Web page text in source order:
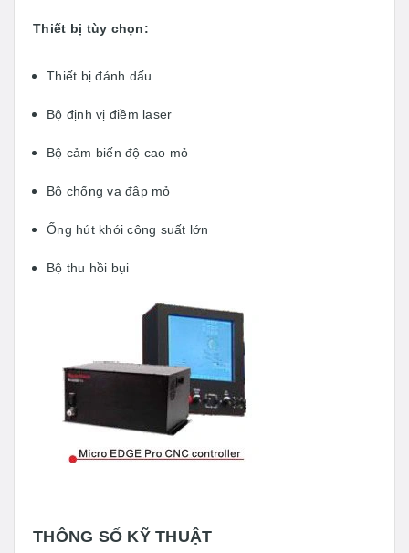
Thiết bị tùy chọn:
Thiết bị đánh dấu
Bộ định vị điềm laser
Bộ cảm biến độ cao mỏ
Bộ chống va đập mỏ
Ống hút khói công suất lớn
Bộ thu hồi bụi
THÔNG SỐ KỸ THUẬT